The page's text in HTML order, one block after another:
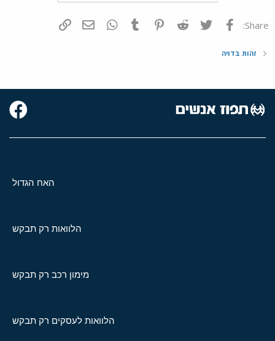
Share: פייסבוק Twitter
Reddit
Pinterest
Tumblr
WhatsAppדואר אלקטרוני
זהות בדויה
האח הגדול
הלוואות רק תבקש
מימון רכב רק תבקש
הלוואות לעסקים רק תבקש